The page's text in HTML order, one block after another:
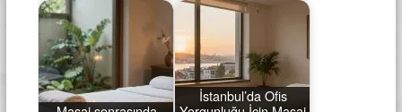
İstanbul’da Ofis